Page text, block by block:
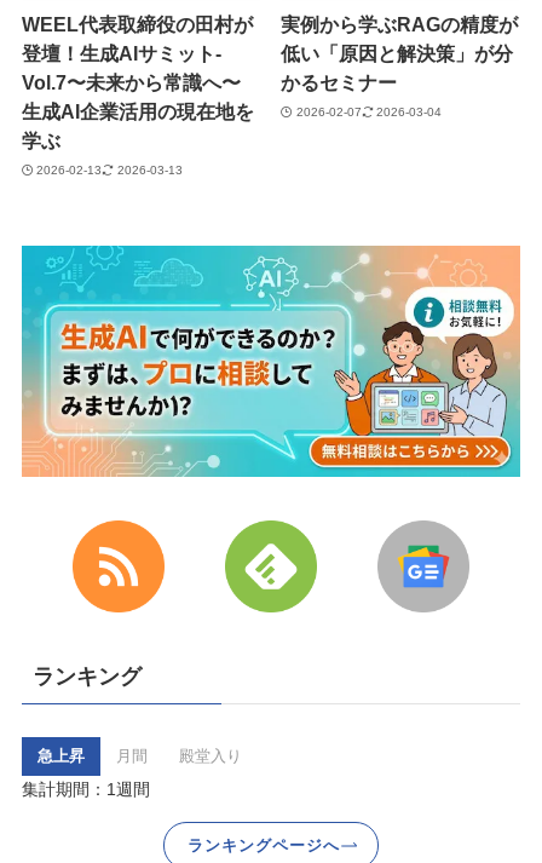
WEEL代表取締役の田村が
登壇！生成AIサミット-
Vol.7〜未来から常識へ〜
生成AI企業活用の現在地を
学ぶ
2026-02-13 2026-03-13
実例から学ぶRAGの精度が
低い「原因と解決策」が分
かるセミナー
2026-02-07 2026-03-04
ランキング
急上昇 月間 殿堂入り
集計期間：1週間
ランキングページへ